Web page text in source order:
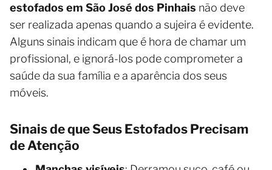
estofados em São José dos Pinhais não deve
ser realizada apenas quando a sujeira é evidente.
Alguns sinais indicam que é hora de chamar um
profissional, e ignorá-los pode comprometer a
saúde da sua família e a aparência dos seus
móveis.
Sinais de que Seus Estofados Precisam
de Atenção